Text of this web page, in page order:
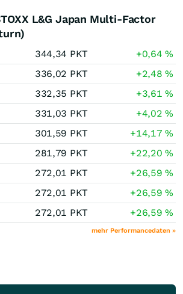
L&G Japan Multi-Factor
344,34 PKT +0,64%
336,02 PKT +2,48%
332,35 PKT +3,61%
331,03 PKT +4,02%
301,59 PKT +14,17%
281,79 PKT +22,20%
272,01 PKT +26,59%
272,01 PKT +26,59%
272,01 PKT +26,59%
mehr Performancedaten »